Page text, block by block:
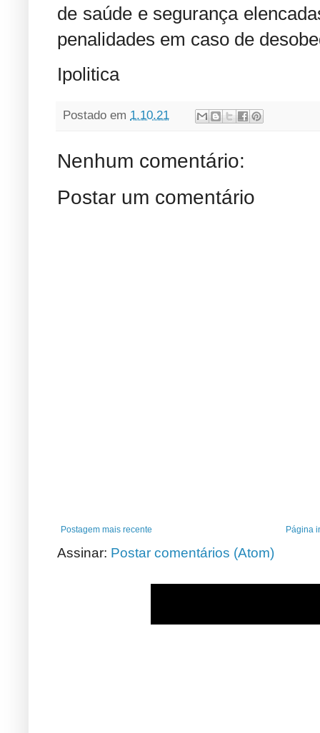
de saúde e segurança
penalidades em caso de
Ipolitica
Postado em 1.10.21
Nenhum comentário:
Postar um comentário
Postagem mais recente Página
Assinar: Postar comentários (Atom)